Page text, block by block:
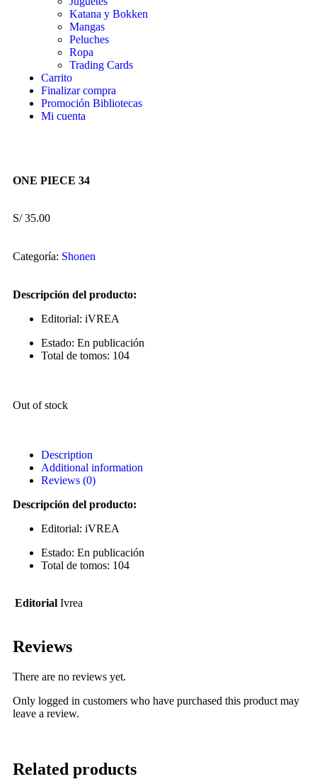
Katana y Bokken
Mangas
Peluches
Ropa
Trading Cards
Carrito
Finalizar compra
Promoción Bibliotecas
Mi cuenta
ONE PIECE 34
S/35.00
Categoría: Shonen
Descripción del producto:
Editorial: iVREA
Estado: En publicación
Total de tomos: 104
Out of stock
Description
Additional information
Reviews (0)
Descripción del producto:
Editorial: iVREA
Estado: En publicación
Total de tomos: 104
Editorial Ivrea
Reviews
There are no reviews yet.
Only logged in customers who have purchased this product may
leave a review.
Related products